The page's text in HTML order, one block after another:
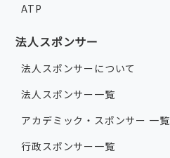
ATP
法人スポンサー
法人スポンサーについて
法人スポンサー一覧
アカデミック・スポンサー 一覧
行政スポンサー一覧